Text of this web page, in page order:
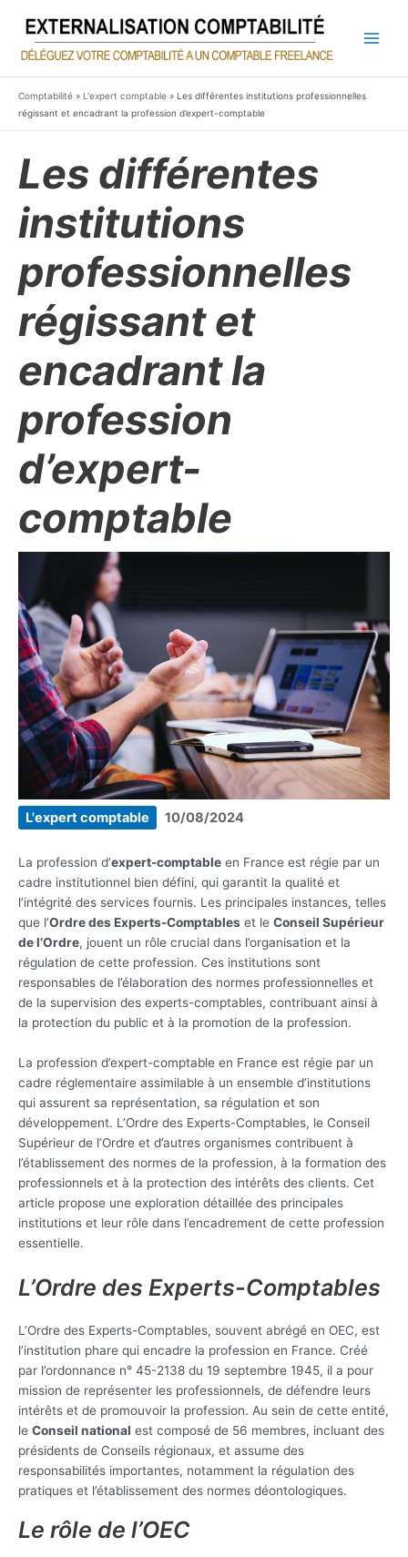
contenu
Comptabilité » L'expert comptable » Les différentes institutions professionnelles
régissant et encadrant la profession d’expert-comptable
Les différentes
institutions
professionnelles
régissant et
encadrant la
profession
d’expert-
comptable
L'expert comptable 10/08/2024
La profession d’expert-comptable en France est régie par un
cadre institutionnel bien défini, qui garantit la qualité et
l’intégrité des services fournis. Les principales instances, telles
que l’Ordre des Experts-Comptables et le Conseil Supérieur
de l’Ordre, jouent un rôle crucial dans l’organisation et la
régulation de cette profession. Ces institutions sont
responsables de l’élaboration des normes professionnelles et
de la supervision des experts-comptables, contribuant ainsi à
la protection du public et à la promotion de la profession.
La profession d’expert-comptable en France est régie par un
cadre réglementaire assimilable à un ensemble d’institutions
qui assurent sa représentation, sa régulation et son
développement. L’Ordre des Experts-Comptables, le Conseil
Supérieur de l’Ordre et d’autres organismes contribuent à
l’établissement des normes de la profession, à la formation des
professionnels et à la protection des intérêts des clients. Cet
article propose une exploration détaillée des principales
institutions et leur rôle dans l’encadrement de cette profession
essentielle.
L’Ordre des Experts-Comptables
L’Ordre des Experts-Comptables, souvent abrégé en OEC, est
l’institution phare qui encadre la profession en France. Créé
par l’ordonnance n° 45-2138 du 19 septembre 1945, il a pour
mission de représenter les professionnels, de défendre leurs
intérêts et de promouvoir la profession. Au sein de cette entité,
le Conseil national est composé de 56 membres, incluant des
présidents de Conseils régionaux, et assume des
responsabilités importantes, notamment la régulation des
pratiques et l’établissement des normes déontologiques.
Le rôle de l’OEC